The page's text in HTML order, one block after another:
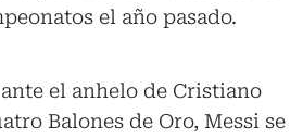
el año pasado.
el anhelo de Cristiano
Balones de Oro, Messi se